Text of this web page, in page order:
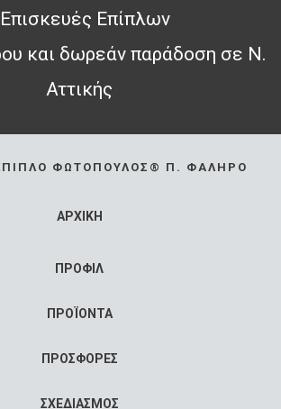
Επίπλων
και δωρεάν παράδοση σε Ν.
Αττικής
ΦΩΤΌΠΟΥΛΟΣ® Π. ΦΆΛΗΡΟ
ΑΡΧΙΚΗ
ΠΡΟΦΙΛ
ΠΡΟΪΟΝΤΑ
ΠΡΟΣΦΟΡΕΣ
ΣΧΕΔΙΑΣΜΟΣ